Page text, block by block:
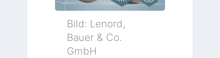
Bild: Lenord,
Bauer & Co.
GmbH